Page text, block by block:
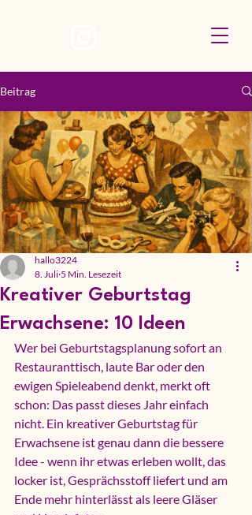
Beitrag
Kreativer Geburtstag
Erwachsene: 10 Ideen
hallo3224
8. Juli 5 Min. Lesezeit
Wer bei Geburtstagsplanung sofort an
Restauranttisch, laute Bar oder den
ewigen Spieleabend denkt, merkt oft
schon: Das passt dieses Jahr einfach
nicht. Ein kreativer Geburtstag für
Erwachsene ist genau dann die bessere
Idee - wenn ihr etwas erleben wollt, das
locker ist, Gesprächsstoff liefert und am
Ende mehr hinterlässt als leere Gläser